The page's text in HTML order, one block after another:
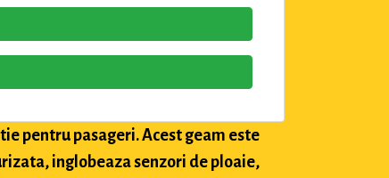
pentru pasageri. Acest geam este
inglobeaza senzori de ploaie,